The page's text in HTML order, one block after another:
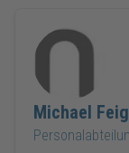
Michael